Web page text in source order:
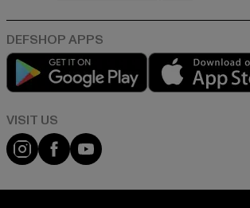
Play market
Visit our Instagram page:
Visit our Facebook page:
Visit our YouTube channel: